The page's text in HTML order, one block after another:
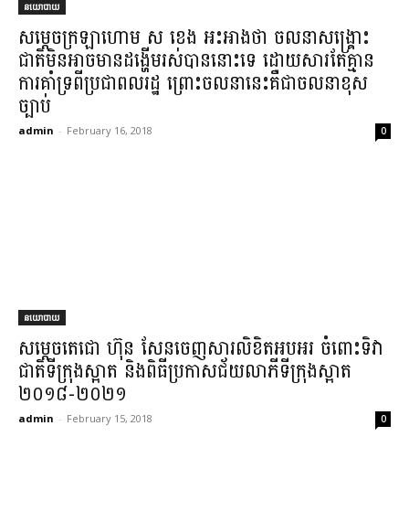
នយោបាយ
សម្ដេចក្រឡាហោម ស ខេង អះអាងថា ចលនាសង្រ្គោះ
ជាតិមិនអាចមានដង្ហើមរស់បាននោះទេ ដោយសារតែគ្មាន
ការគាំទ្រពីប្រជាពលរដ្ឋ ព្រោះចលនានេះគឺជាចលនាខុស
ច្បាប់
admin - February 16, 2018 0
នយោបាយ
សម្ដេចតេជោ ហ៊ុន សែនចេញសារលិខិតអបអរ ចំពោះទិវា
ជាតិទីក្រុងស្អាត និងពិធីប្រកាសជ័យលាភីទីក្រុងស្អាត
២០១៨-២០២១
admin - February 15, 2018 0